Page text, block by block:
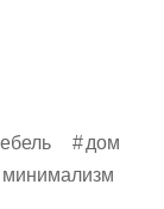
дом
минимализм